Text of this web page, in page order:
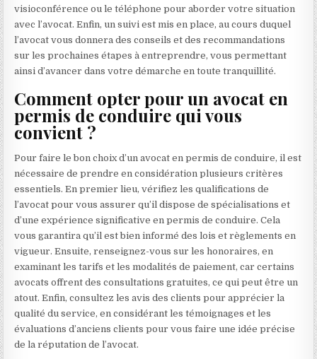
visioconférence ou le téléphone pour aborder votre situation
avec l’avocat. Enfin, un suivi est mis en place, au cours duquel
l’avocat vous donnera des conseils et des recommandations
sur les prochaines étapes à entreprendre, vous permettant
ainsi d’avancer dans votre démarche en toute tranquillité.
Comment opter pour un avocat en
permis de conduire qui vous
convient ?
Pour faire le bon choix d’un avocat en permis de conduire, il est
nécessaire de prendre en considération plusieurs critères
essentiels. En premier lieu, vérifiez les qualifications de
l’avocat pour vous assurer qu’il dispose de spécialisations et
d’une expérience significative en permis de conduire. Cela
vous garantira qu’il est bien informé des lois et règlements en
vigueur. Ensuite, renseignez-vous sur les honoraires, en
examinant les tarifs et les modalités de paiement, car certains
avocats offrent des consultations gratuites, ce qui peut être un
atout. Enfin, consultez les avis des clients pour apprécier la
qualité du service, en considérant les témoignages et les
évaluations d’anciens clients pour vous faire une idée précise
de la réputation de l’avocat.